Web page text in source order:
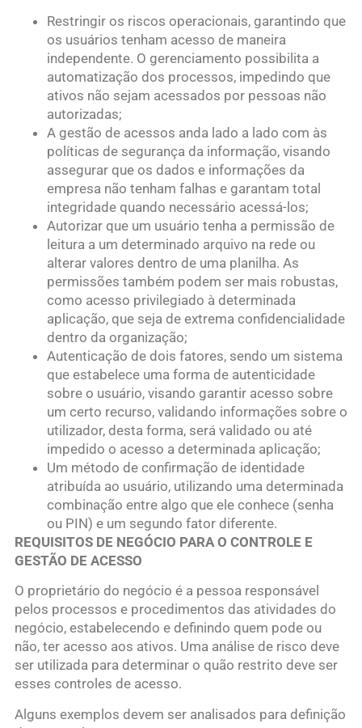
Restringir os riscos operacionais, garantindo que
os usuários tenham acesso de maneira
independente. O gerenciamento possibilita a
automatização dos processos, impedindo que
ativos não sejam acessados por pessoas não
autorizadas;
A gestão de acessos anda lado a lado com às
políticas de segurança da informação, visando
assegurar que os dados e informações da
empresa não tenham falhas e garantam total
integridade quando necessário acessá-los;
Autorizar que um usuário tenha a permissão de
leitura a um determinado arquivo na rede ou
alterar valores dentro de uma planilha. As
permissões também podem ser mais robustas,
como acesso privilegiado à determinada
aplicação, que seja de extrema confidencialidade
dentro da organização;
Autenticação de dois fatores, sendo um sistema
que estabelece uma forma de autenticidade
sobre o usuário, visando garantir acesso sobre
um certo recurso, validando informações sobre o
utilizador, desta forma, será validado ou até
impedido o acesso a determinada aplicação;
Um método de confirmação de identidade
atribuída ao usuário, utilizando uma determinada
combinação entre algo que ele conhece (senha
ou PIN) e um segundo fator diferente.
REQUISITOS DE NEGÓCIO PARA O CONTROLE E
GESTÃO DE ACESSO
O proprietário do negócio é a pessoa responsável
pelos processos e procedimentos das atividades do
negócio, estabelecendo e definindo quem pode ou
não, ter acesso aos ativos. Uma análise de risco deve
ser utilizada para determinar o quão restrito deve ser
esses controles de acesso.
Alguns exemplos devem ser analisados para definição